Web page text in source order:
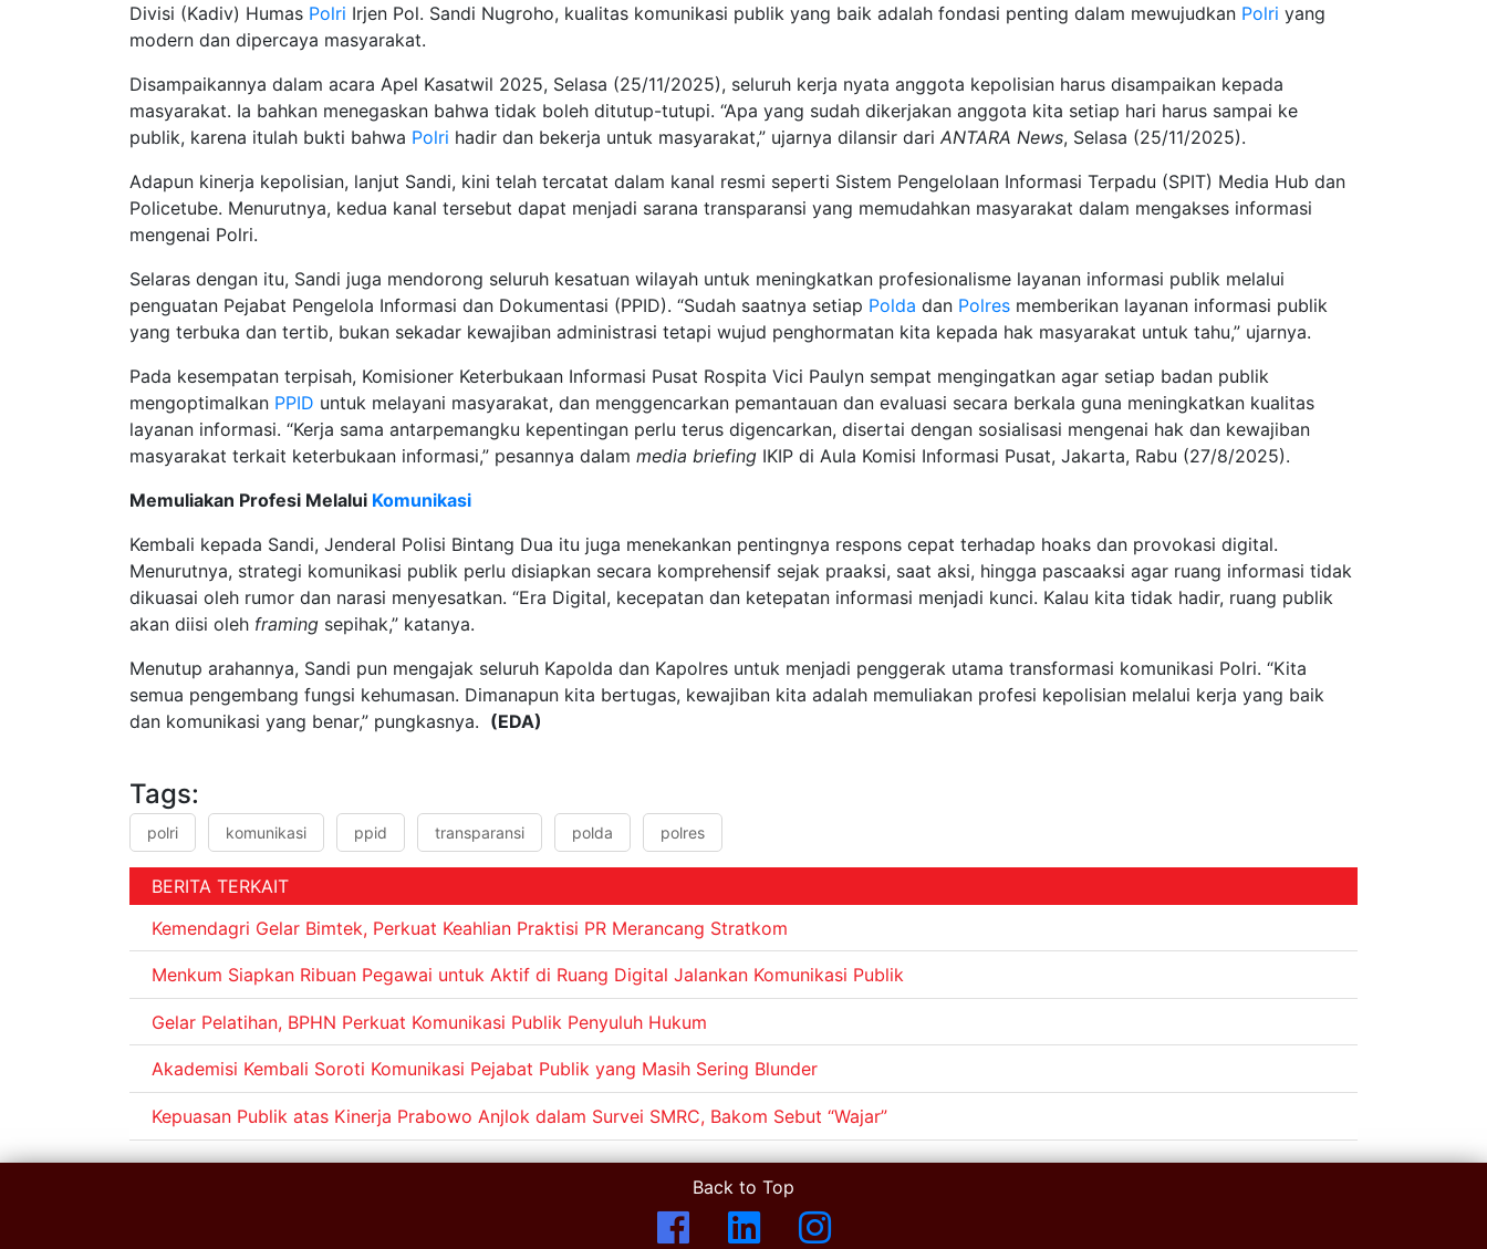
Divisi (Kadiv) Humas Polri Irjen Pol. Sandi Nugroho, kualitas komunikasi publik yang baik adalah fondasi penting dalam mewujudkan Polri yang
modern dan dipercaya masyarakat.
Disampaikannya dalam acara Apel Kasatwil 2025, Selasa (25/11/2025), seluruh kerja nyata anggota kepolisian harus disampaikan kepada
masyarakat. Ia bahkan menegaskan bahwa tidak boleh ditutup-tutupi. “Apa yang sudah dikerjakan anggota kita setiap hari harus sampai ke
publik, karena itulah bukti bahwa Polri hadir dan bekerja untuk masyarakat,” ujarnya dilansir dari ANTARA News, Selasa (25/11/2025).
Adapun kinerja kepolisian, lanjut Sandi, kini telah tercatat dalam kanal resmi seperti Sistem Pengelolaan Informasi Terpadu (SPIT) Media Hub dan
Policetube. Menurutnya, kedua kanal tersebut dapat menjadi sarana transparansi yang memudahkan masyarakat dalam mengakses informasi
mengenai Polri.
Selaras dengan itu, Sandi juga mendorong seluruh kesatuan wilayah untuk meningkatkan profesionalisme layanan informasi publik melalui
penguatan Pejabat Pengelola Informasi dan Dokumentasi (PPID). “Sudah saatnya setiap Polda dan Polres memberikan layanan informasi publik
yang terbuka dan tertib, bukan sekadar kewajiban administrasi tetapi wujud penghormatan kita kepada hak masyarakat untuk tahu,” ujarnya.
Pada kesempatan terpisah, Komisioner Keterbukaan Informasi Pusat Rospita Vici Paulyn sempat mengingatkan agar setiap badan publik
mengoptimalkan PPID untuk melayani masyarakat, dan menggencarkan pemantauan dan evaluasi secara berkala guna meningkatkan kualitas
layanan informasi. “Kerja sama antarpemangku kepentingan perlu terus digencarkan, disertai dengan sosialisasi mengenai hak dan kewajiban
masyarakat terkait keterbukaan informasi,” pesannya dalam media briefing IKIP di Aula Komisi Informasi Pusat, Jakarta, Rabu (27/8/2025).
Memuliakan Profesi Melalui Komunikasi
Kembali kepada Sandi, Jenderal Polisi Bintang Dua itu juga menekankan pentingnya respons cepat terhadap hoaks dan provokasi digital.
Menurutnya, strategi komunikasi publik perlu disiapkan secara komprehensif sejak praaksi, saat aksi, hingga pascaaksi agar ruang informasi tidak
dikuasai oleh rumor dan narasi menyesatkan. “Era Digital, kecepatan dan ketepatan informasi menjadi kunci. Kalau kita tidak hadir, ruang publik
akan diisi oleh framing sepihak,” katanya.
Menutup arahannya, Sandi pun mengajak seluruh Kapolda dan Kapolres untuk menjadi penggerak utama transformasi komunikasi Polri. “Kita
semua pengembang fungsi kehumasan. Dimanapun kita bertugas, kewajiban kita adalah memuliakan profesi kepolisian melalui kerja yang baik
dan komunikasi yang benar,” pungkasnya. (EDA)
Tags:
polri komunikasi ppid transparansi polda polres
BERITA TERKAIT
Kemendagri Gelar Bimtek, Perkuat Keahlian Praktisi PR Merancang Stratkom
Menkum Siapkan Ribuan Pegawai untuk Aktif di Ruang Digital Jalankan Komunikasi Publik
Gelar Pelatihan, BPHN Perkuat Komunikasi Publik Penyuluh Hukum
Akademisi Kembali Soroti Komunikasi Pejabat Publik yang Masih Sering Blunder
Kepuasan Publik atas Kinerja Prabowo Anjlok dalam Survei SMRC, Bakom Sebut “Wajar”
Back to Top